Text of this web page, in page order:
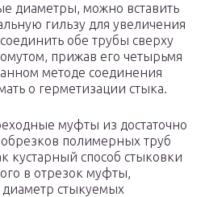
диаметры, можно вставить
гильзу для увеличения
обе трубы сверху
прижав его четырьмя
методе соединения
о герметизации стыка.
муфты из достаточно
полимерных труб
кустарный способ стыковки
в отрезок муфты,
стыкуемых